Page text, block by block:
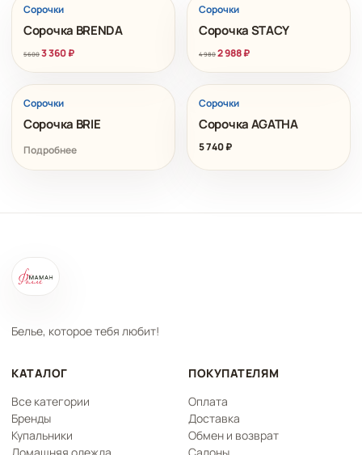
Сорочки
Сорочка BRENDA
5 600 3 360₽
Сорочки
Сорочка STACY
4 980 2 988₽
Сорочки
Сорочка BRIE
Подробнее
Сорочки
Сорочка AGATHA
5 740₽
Белье, которое тебя любит!
КАТАЛОГ
Все категории
Бренды
Купальники
ПОКУПАТЕЛЯМ
Оплата
Доставка
Обмен и возврат